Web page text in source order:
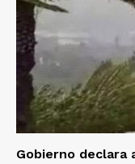
Gobierno declara